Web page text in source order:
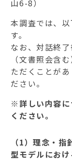
山6-8）
本調査では、
す。
なお、対話終
（文書照会含
ただくことが
ださい。
※詳しい内容に
ください。
（1）理念・
型モデルにお